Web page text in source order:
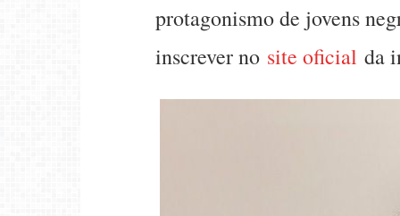
protagonismo de jovens
inscrever no site oficial da